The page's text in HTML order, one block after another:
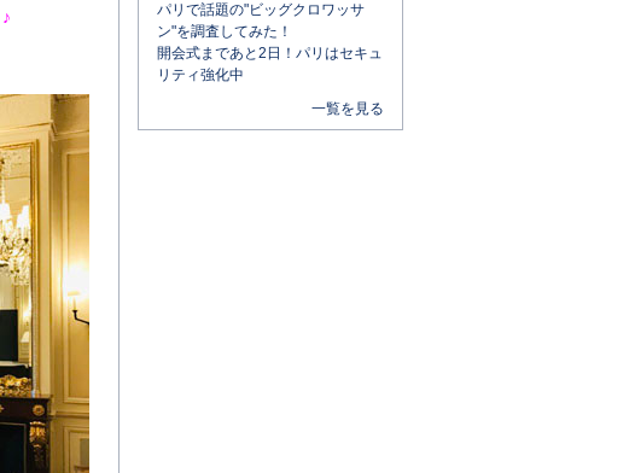
♪
パリで話題の"ビッグクロワッサ
ン"を調査してみた！
開会式まであと2日！パリはセキュ
リティ強化中
一覧を見る